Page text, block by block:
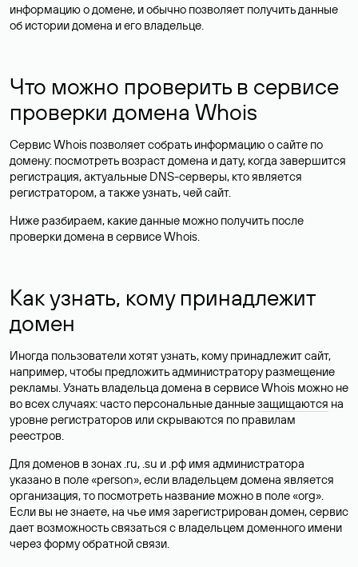
информацию о домене, и обычно позволяет получить данные
об истории домена и его владельце.
Что можно проверить в сервисе
проверки домена Whois
Сервис Whois позволяет собрать информацию о сайте по
домену: посмотреть возраст домена и дату, когда завершится
регистрация, актуальные DNS-серверы, кто является
регистратором, а также узнать, чей сайт.
Ниже разбираем, какие данные можно получить после
проверки домена в сервисе Whois.
Как узнать, кому принадлежит
домен
Иногда пользователи хотят узнать, кому принадлежит сайт,
например, чтобы предложить администратору размещение
рекламы. Узнать владельца домена в сервисе Whois можно не
во всех случаях: часто персональные данныезащищаются на
уровне регистраторов или скрываются по правилам
реестров.
Для доменов в зонах .ru, .su и .рф имя администратора
указано в поле «person», если владельцем домена является
организация, то посмотреть название можно в поле «org».
Если вы не знаете, на чье имя зарегистрирован домен, сервис
дает возможность связаться с владельцем доменного имени
через форму обратной связи.